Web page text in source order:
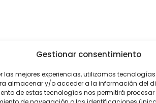
Gestionar consentimiento
las mejores experiencias, utilizamos
almacenar y/o acceder a la información del
de estas tecnologías nos permitirá
CONTACTO
93 119 00 68